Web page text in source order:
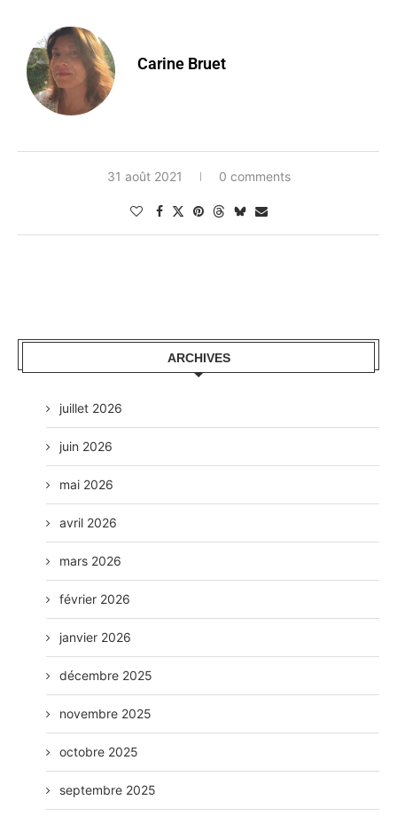
Carine Bruet
31 août 2021 0 comments
ARCHIVES
juillet 2026
juin 2026
mai 2026
avril 2026
mars 2026
février 2026
janvier 2026
décembre 2025
novembre 2025
octobre 2025
septembre 2025